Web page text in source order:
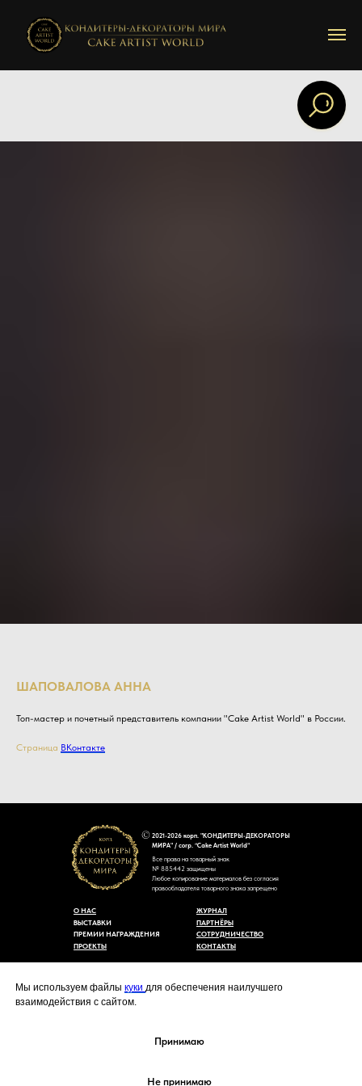
Мы используем файлы куки для обеспечения наилучшего
взаимодействия с сайтом.
Принимаю
Не принимаю
ШАПОВАЛОВА АННА
Топ-мастер и почетный представитель компании "Cake Artist World" в России.
Страница ВКонтакте
2021-2026 корп. "КОНДИТЕРЫ-ДЕКОРАТОРЫ
МИРА" / corp. “Cake Artist World”
Все права на товарный знак
№ 885442 защищены
Любое копирование материалов без согласия
правообладателя товарного знака запрещено
cakeartistworld@mail.ru
КОНТАКТЫ
СОТРУДНИЧЕСТВО
ЖУРНАЛ
ПАРТНЁРЫ
ПРЕМИИ НАГРАЖДЕНИЯ
ПРОЕКТЫ
ВЫСТАВКИ
О НАС
Политика конфиденциальности
Согласие на обработку персональных данных